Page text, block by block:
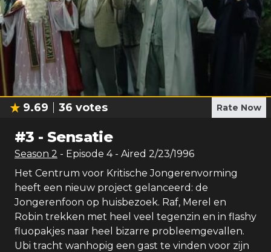
9.69 36 votes Rate Now
#3 - Sensatie
Season 2 - Episode 4- Aired 2/23/1996
Het Centrum voor Kritische Jongerenvorming
heeft een nieuw project gelanceerd: de
Jongerenfoon op huisbezoek. Raf, Merel en
Robin trekken met heel veel tegenzin en in flashy
fluopakjes naar heel bizarre probleemgevallen.
Ubi tracht wanhopig een gast te vinden voor zijn